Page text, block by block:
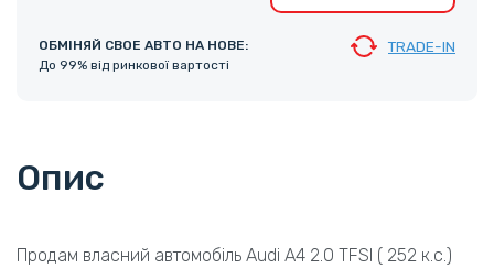
ОБМІНЯЙ СВОЕ АВТО НА НОВЕ:
До 99% від ринкової вартості
TRADE-IN
Опис
Продам власний автомобіль Audi A4 2.0 TFSI ( 252 к.с.)